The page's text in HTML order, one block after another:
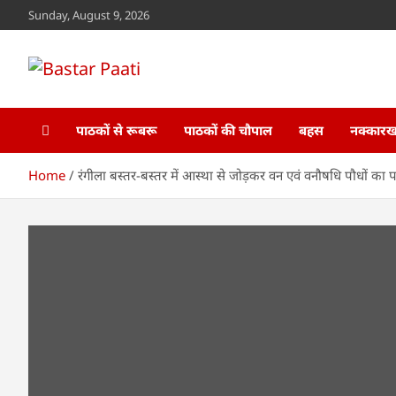
to
Sunday, August 9, 2026
Bastar Paati
पाठकों से रूबरू पाठकों की चौपाल बहस
Home रंगीला बस्तर-बस्तर में आस्था से जोड़कर वन एवं वनौषधि पौधों का